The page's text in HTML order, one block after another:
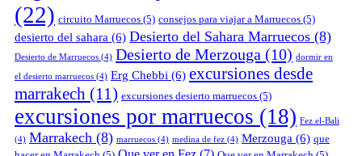
(22) circuito Marruecos (5) consejos para viajar a Marruecos (5)
desierto del sahara (6) Desierto del Sahara Marruecos (8)
Desierto de Marruecos (4) Desierto de Merzouga (10) dormir en
el desierto marruecos (4) Erg Chebbi (6) excursiones desde
marrakech (11) excursiones desierto marruecos (5)
excursiones por marruecos (18) Fez el-Bali
(4) Marrakech (8) marruecos (4) medina de fez (4) Merzouga (6) que